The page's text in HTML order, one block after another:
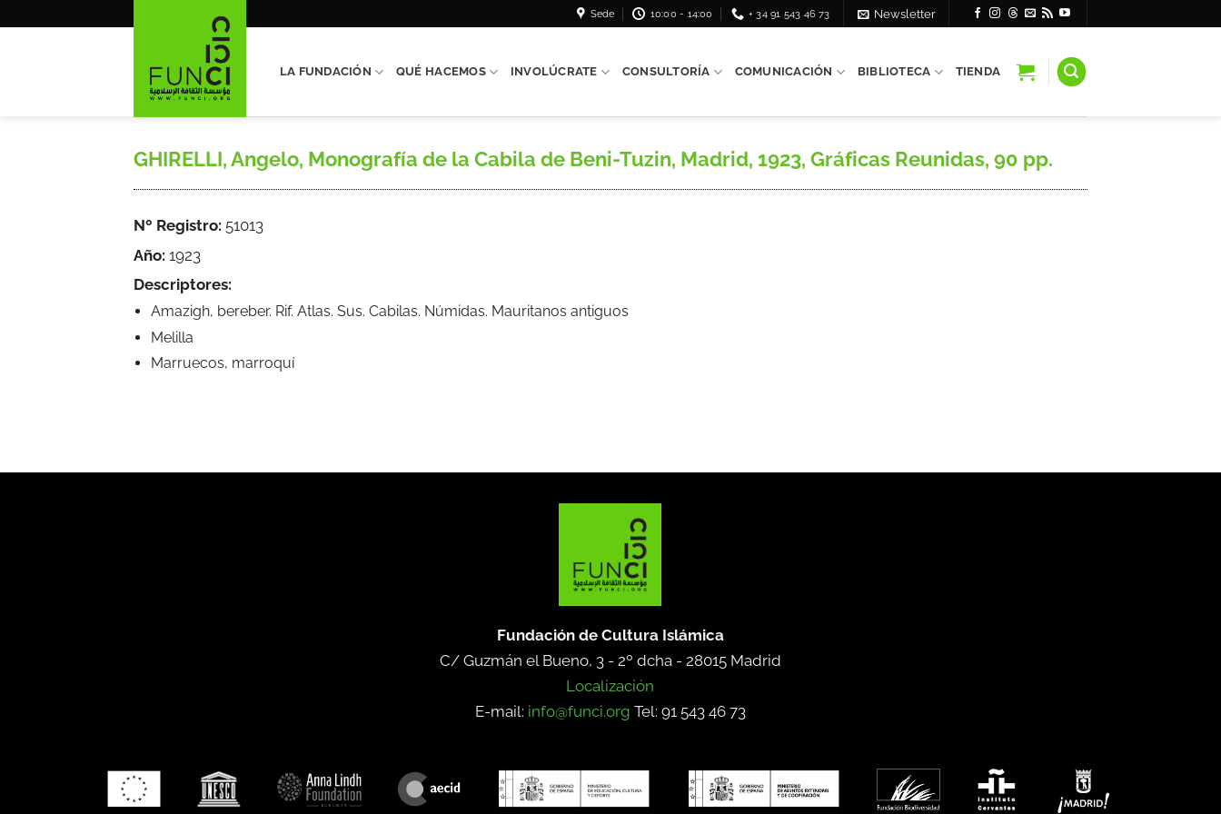
Sede 10:00 - 14:00 + 34 91 543 46 73 Newsletter
LA FUNDACIÓN QUÉ HACEMOS INVOLÚCRATE CONSULTORÍA COMUNICACIÓN BIBLIOTECA TIENDA
GHIRELLI, Angelo, Monografía de la Cabila de Beni-Tuzin, Madrid, 1923, Gráficas Reunidas, 90 pp.
Nº Registro: 51013
Año: 1923
Descriptores:
Amazigh, bereber. Rif. Atlas. Sus. Cabilas. Númidas. Mauritanos antiguos
Melilla
Marruecos, marroquí
Fundación de Cultura Islámica
C/ Guzmán el Bueno, 3 - 2º dcha - 28015 Madrid
Localización
E-mail: info@funci.org Tel: 91 543 46 73